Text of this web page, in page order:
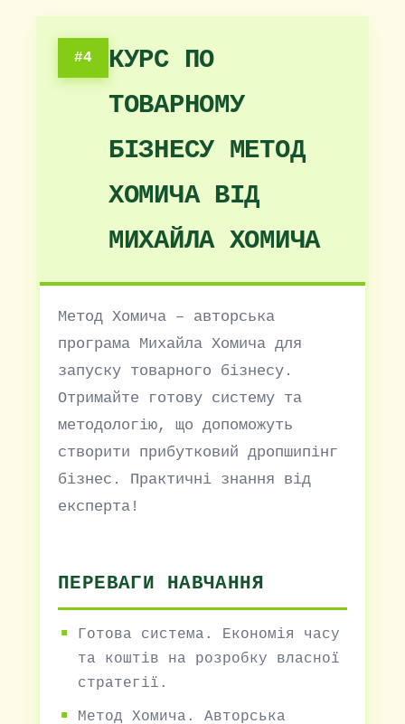
#4
КУРС ПО
ТОВАРНОМУ
БІЗНЕСУ МЕТОД
ХОМИЧА ВІД
МИХАЙЛА ХОМИЧА
Метод Хомича – авторська
програма Михайла Хомича для
запуску товарного бізнесу.
Отримайте готову систему та
методологію, що допоможуть
створити прибутковий дропшипінг
бізнес. Практичні знання від
експерта!
ПЕРЕВАГИ НАВЧАННЯ
Готова система. Економія часу
та коштів на розробку власної
стратегії.
Метод Хомича. Авторська